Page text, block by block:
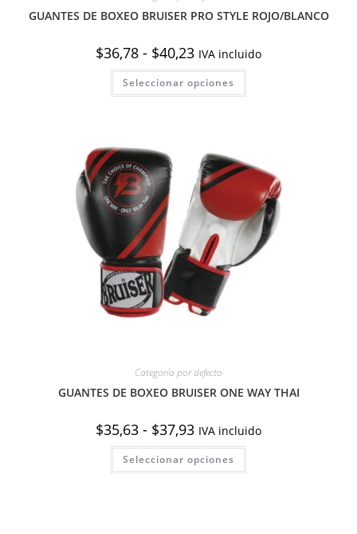
GUANTES DE BOXEO BRUISER PRO STYLE ROJO/BLANCO
$36,78 - $40,23 Rango
de
precios:
desde
$36,78
IVA incluido
Seleccionar opciones
Este
tiene
pueden
elegir
página
de
producto
Categoría por defecto
GUANTES DE BOXEO BRUISER ONE WAY THAI
$35,63 - $37,93 Rango
de
precios:
desde
$35,63
IVA incluido
Seleccionar opciones
Este
tiene